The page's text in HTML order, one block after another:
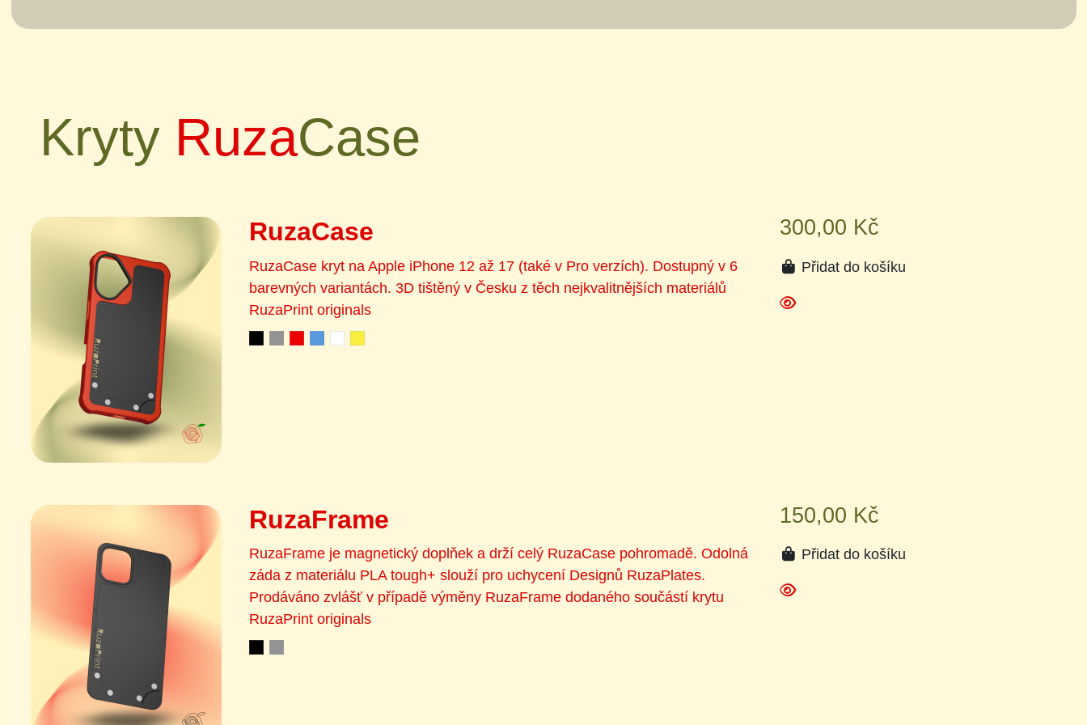
Kryty RuzaCase
RuzaCase
RuzaCase kryt na Apple iPhone 12 až 17 (také v Pro verzích). Dostupný v 6
barevných variantách. 3D tištěný v Česku z těch nejkvalitnějších materiálů
RuzaPrint originals
300,00 Kč
Přidat do košíku
RuzaFrame
RuzaFrame je magnetický doplňek a drží celý RuzaCase pohromadě. Odolná
záda z materiálu PLA tough+ slouží pro uchycení Designů RuzaPlates.
Prodáváno zvlášť v případě výměny RuzaFrame dodaného součástí krytu
RuzaPrint originals
150,00 Kč
Přidat do košíku